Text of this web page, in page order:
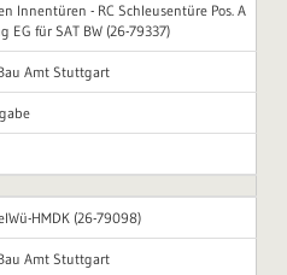
Innentüren - RC Schleusentüre Pos. A
EG für SAT BW (26-79337)
Amt Stuttgart
HMDK (26-79098)
Amt Stuttgart